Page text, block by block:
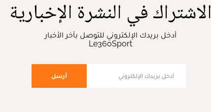
الاشتراك في النشرة الإخبارية
أدخل بريدك الإلكتروني للتوصل بآخر الأخبار
Le360Sport
أرسل